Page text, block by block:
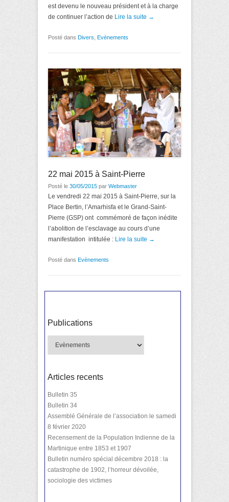
est devenu le nouveau président et à la charge
de continuer l’action de Lire la suite →
Posté dans Divers Evènements
22 mai 2015 à Saint-Pierre
Posté le 30/05/2015 par Webmaster
Le vendredi 22 mai 2015 à Saint-Pierre, sur la
Place Bertin, l’Amarhisfa et le Grand-Saint-
Pierre (GSP) ont commémoré de façon inédite
l’abolition de l’esclavage au cours d’une
manifestation intitulée : Lire la suite →
Posté dans Evènements
Publications
Articles recents
Bulletin 35
Bulletin 34
Assemblé Générale de l’association le samedi
8 février 2020
Recensement de la Population Indienne de la
Martinique entre 1853 et 1907
Bulletin numéro spécial décembre 2018 : la
catastrophe de 1902, l’horreur dévoilée,
sociologie des victimes